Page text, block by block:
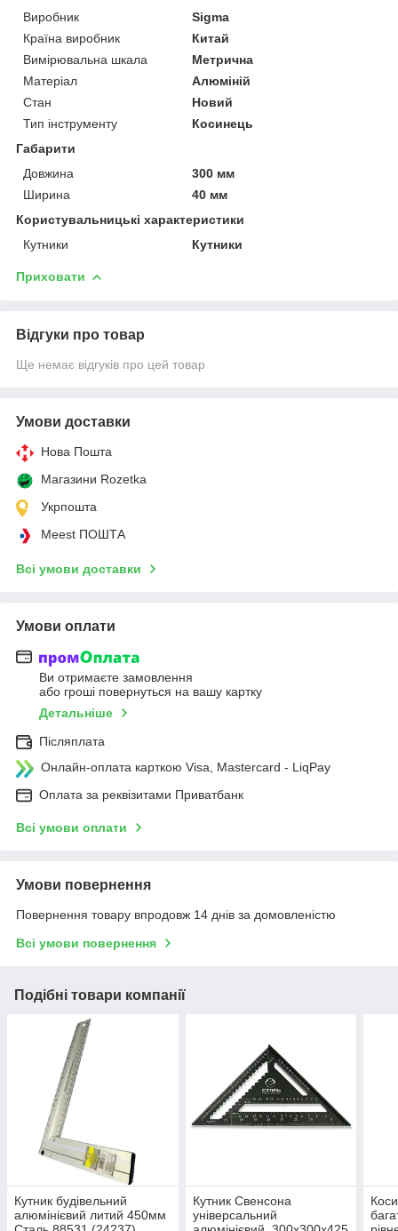
Виробник
Sigma
Країна виробник
Китай
Вимірювальна шкала
Метрична
Матеріал
Алюміній
Стан
Новий
Тип інструменту
Косинець
Габарити
Довжина
300 мм
Ширина
40 мм
Користувальницькі характеристики
Кутники
Кутники
Приховати
Відгуки про товар
Ще немає відгуків про цей товар
Умови доставки
Нова Пошта
Магазини Rozetka
Укрпошта
Meest ПОШТА
Всі умови доставки
Умови оплати
Ви отримаєте замовлення
або гроші повернуться на вашу картку
Детальніше
Післяплата
Онлайн-оплата карткою Visa, Mastercard - LiqPay
Оплата за реквізитами Приватбанк
Всі умови оплати
Умови повернення
Повернення товару впродовж 14 днів за домовленістю
Всі умови повернення
Подібні товари компанії
Кутник будівельний
алюмінієвий литий 450мм
Кутник Свенсона
універсальний